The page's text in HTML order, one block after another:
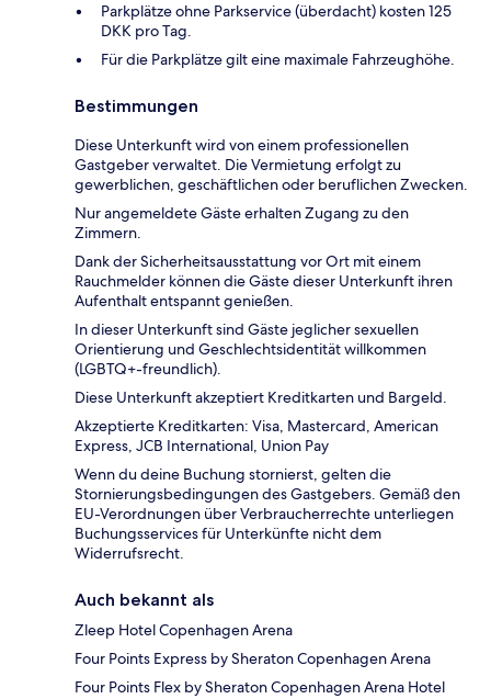
Parkplätze ohne Parkservice (überdacht) kosten 125
DKK pro Tag.
Für die Parkplätze gilt eine maximale Fahrzeughöhe.
Bestimmungen
Diese Unterkunft wird von einem professionellen
Gastgeber verwaltet. Die Vermietung erfolgt zu
gewerblichen, geschäftlichen oder beruflichen Zwecken.
Nur angemeldete Gäste erhalten Zugang zu den
Zimmern.
Dank der Sicherheitsausstattung vor Ort mit einem
Rauchmelder können die Gäste dieser Unterkunft ihren
Aufenthalt entspannt genießen.
In dieser Unterkunft sind Gäste jeglicher sexuellen
Orientierung und Geschlechtsidentität willkommen
(LGBTQ+-freundlich).
Diese Unterkunft akzeptiert Kreditkarten und Bargeld.
Akzeptierte Kreditkarten: Visa, Mastercard, American
Express, JCB International, Union Pay
Wenn du deine Buchung stornierst, gelten die
Stornierungsbedingungen des Gastgebers. Gemäß den
EU-Verordnungen über Verbraucherrechte unterliegen
Buchungsservices für Unterkünfte nicht dem
Widerrufsrecht.
Auch bekannt als
Zleep Hotel Copenhagen Arena
Four Points Express by Sheraton Copenhagen Arena
Four Points Flex by Sheraton Copenhagen Arena Hotel